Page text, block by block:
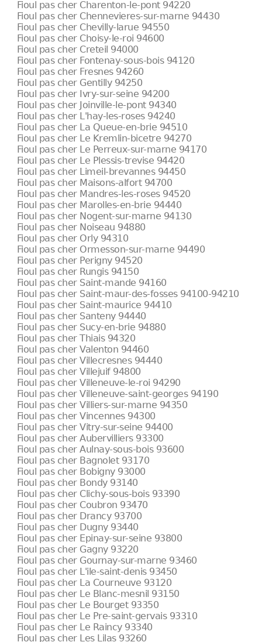
Fioul pas cher Charenton-le-pont 94220
Fioul pas cher Chennevieres-sur-marne 94430
Fioul pas cher Chevilly-larue 94550
Fioul pas cher Choisy-le-roi 94600
Fioul pas cher Creteil 94000
Fioul pas cher Fontenay-sous-bois 94120
Fioul pas cher Fresnes 94260
Fioul pas cher Gentilly 94250
Fioul pas cher Ivry-sur-seine 94200
Fioul pas cher Joinville-le-pont 94340
Fioul pas cher L'hay-les-roses 94240
Fioul pas cher La Queue-en-brie 94510
Fioul pas cher Le Kremlin-bicetre 94270
Fioul pas cher Le Perreux-sur-marne 94170
Fioul pas cher Le Plessis-trevise 94420
Fioul pas cher Limeil-brevannes 94450
Fioul pas cher Maisons-alfort 94700
Fioul pas cher Mandres-les-roses 94520
Fioul pas cher Marolles-en-brie 94440
Fioul pas cher Nogent-sur-marne 94130
Fioul pas cher Noiseau 94880
Fioul pas cher Orly 94310
Fioul pas cher Ormesson-sur-marne 94490
Fioul pas cher Perigny 94520
Fioul pas cher Rungis 94150
Fioul pas cher Saint-mande 94160
Fioul pas cher Saint-maur-des-fosses 94100-94210
Fioul pas cher Saint-maurice 94410
Fioul pas cher Santeny 94440
Fioul pas cher Sucy-en-brie 94880
Fioul pas cher Thiais 94320
Fioul pas cher Valenton 94460
Fioul pas cher Villecresnes 94440
Fioul pas cher Villejuif 94800
Fioul pas cher Villeneuve-le-roi 94290
Fioul pas cher Villeneuve-saint-georges 94190
Fioul pas cher Villiers-sur-marne 94350
Fioul pas cher Vincennes 94300
Fioul pas cher Vitry-sur-seine 94400
Fioul pas cher Aubervilliers 93300
Fioul pas cher Aulnay-sous-bois 93600
Fioul pas cher Bagnolet 93170
Fioul pas cher Bobigny 93000
Fioul pas cher Bondy 93140
Fioul pas cher Clichy-sous-bois 93390
Fioul pas cher Coubron 93470
Fioul pas cher Drancy 93700
Fioul pas cher Dugny 93440
Fioul pas cher Epinay-sur-seine 93800
Fioul pas cher Gagny 93220
Fioul pas cher Gournay-sur-marne 93460
Fioul pas cher L'ile-saint-denis 93450
Fioul pas cher La Courneuve 93120
Fioul pas cher Le Blanc-mesnil 93150
Fioul pas cher Le Bourget 93350
Fioul pas cher Le Pre-saint-gervais 93310
Fioul pas cher Le Raincy 93340
Fioul pas cher Les Lilas 93260